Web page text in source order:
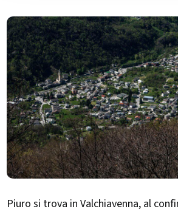
Piuro si trova in Valchiavenna, al